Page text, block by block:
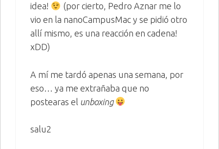
idea!
(por cierto, Pedro Aznar me lo
vio en la nanoCampusMac y se pidió otro
allí mismo, es una reacción en cadena!
xDD)
A mí me tardó apenas una semana, por
eso… ya me extrañaba que no
postearas el unboxing
salu2